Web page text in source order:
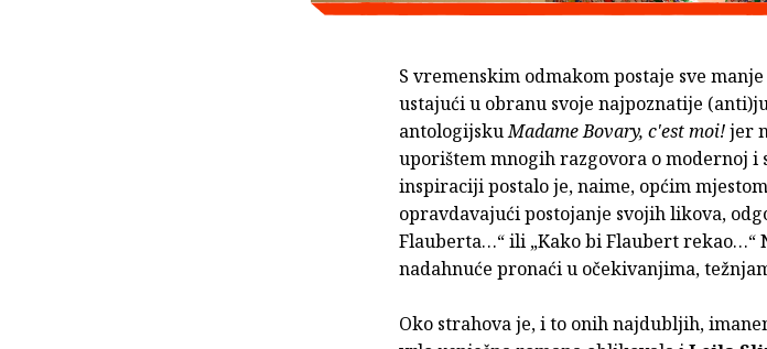
S vremenskim odmakom postaje sve
ustajući u obranu svoje najpoznatije
antologijskuMadame Bovary, c'est moi!jer
uporištem mnogih razgovora o modernoj i
inspiraciji postalo je, naime, općim
opravdavajući postojanje svojih likova,
Flauberta…“ ili „Kako bi Flaubert rekao…“
nadahnuće pronaći u očekivanjima,
Oko strahova je, i to onih najdubljih,